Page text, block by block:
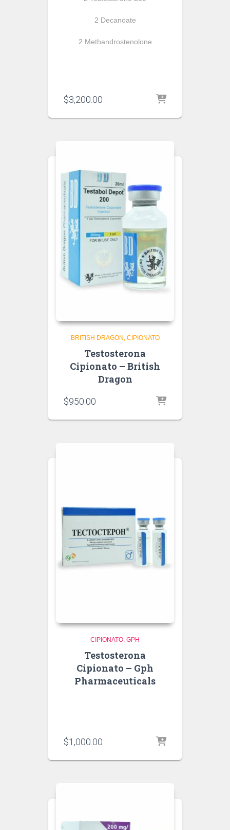
2 Decanoate
2 Methandrostenolone
$3,200.00
BRITISH DRAGON CIPIONATO
Testosterona
Cipionato – British
Dragon
$950.00
CIPIONATO GPH
Testosterona
Cipionato – Gph
Pharmaceuticals
$1,000.00